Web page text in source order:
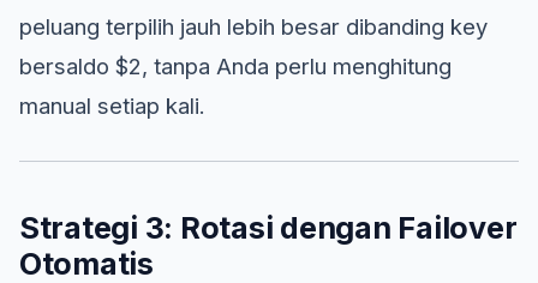
peluang terpilih jauh lebih besar dibanding key
bersaldo $2, tanpa Anda perlu menghitung
manual setiap kali.
Strategi 3: Rotasi dengan Failover
Otomatis